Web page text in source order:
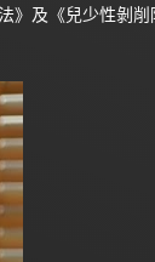
》及《兒少性剝